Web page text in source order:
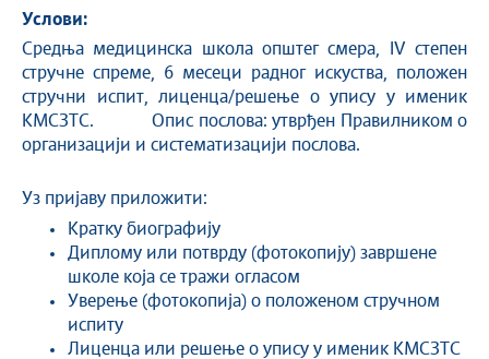
Услови:
Средња медицинска школа општег смера, IV степен
стручне спреме, 6 месеци радног искуства, положен
стручни испит, лиценца/решење о упису у именик
КМСЗТС. Опис послова: утврђен Правилником о
организацији и систематизацији послова.
Уз пријаву приложити:
Кратку биографију
Диплому или потврду (фотокопију) завршене
школе која се тражи огласом
Уверење (фотокопија) о положеном стручном
испиту
Лиценца или решење о упису у именик КМСЗТС